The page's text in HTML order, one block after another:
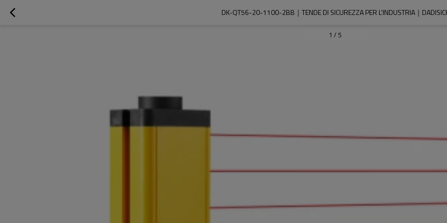
DK-QT56-20-1100-2BB｜TENDE DI SICUREZZA PER L'INDUSTRIA｜
1 / 5